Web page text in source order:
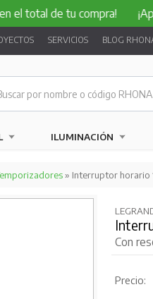
de tu compra!
SERVICIOS BLOG
ILUMINACIÓN
» Interruptor horario
Con
Precio: